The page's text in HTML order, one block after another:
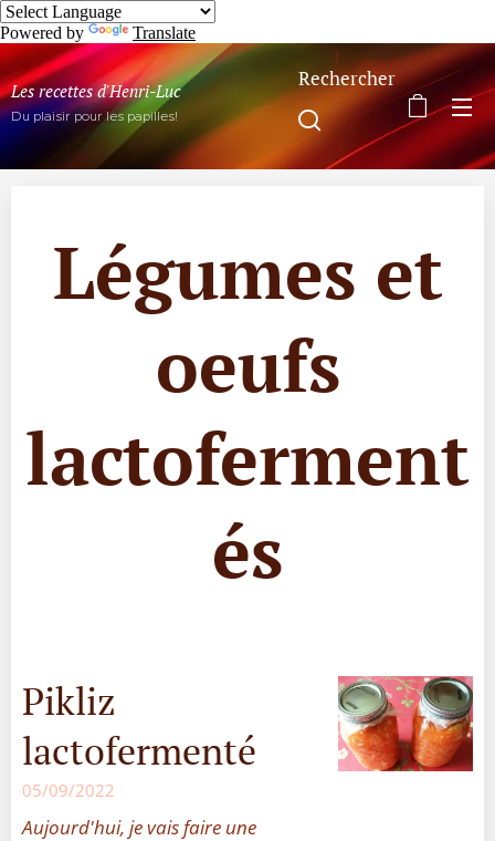
Powered by Translate
Les recettes d'Henri-Luc
Du plaisir pour les papilles!
Rechercher
Légumes et
oeufs
lactoferment
és
Pikliz
lactofermenté
05/09/2022
Aujourd'hui, je vais faire une